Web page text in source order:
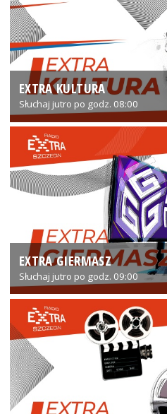
EXTRA KULTURA
Słuchaj jutro po godz. 08:00
EXTRA GIERMASZ
Słuchaj jutro po godz. 09:00